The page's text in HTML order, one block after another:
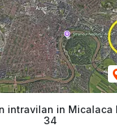
intravilan in Micalaca
34